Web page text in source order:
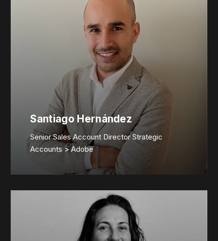
Santiago Hernández
Senior Sales Account Director Strategic
Accounts > Adobe